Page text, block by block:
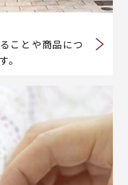
ことや商品につ
。